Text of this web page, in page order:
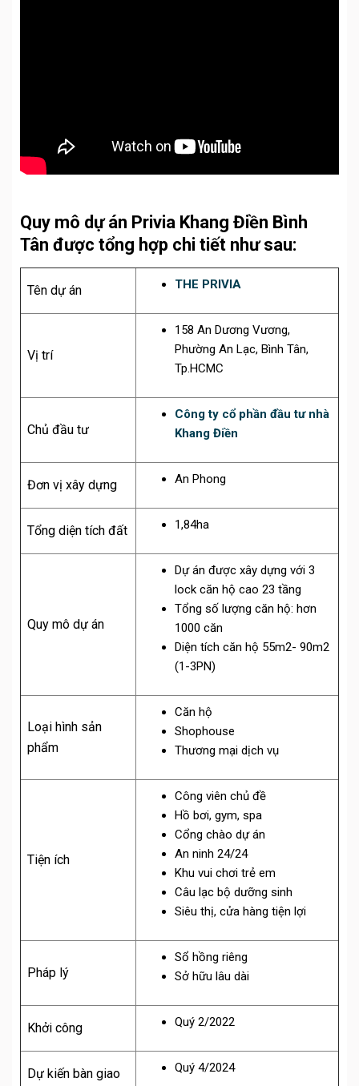
Quy mô dự án Privia Khang Điền Bình
Tân được tổng hợp chi tiết như sau:
Tên dự án THE PRIVIA
Vị trí
158 An Dương Vương,
Phường An Lạc, Bình Tân,
Tp.HCMC
Chủ đầu tư
Công ty cổ phần đầu tư nhà
Khang Điền
Đơn vị xây dựng An Phong
Tổng diện tích đất 1,84ha
Quy mô dự án
Dự án được xây dựng với 3
lock căn hộ cao 23 tầng
Tổng số lượng căn hộ: hơn
1000 căn
Diện tích căn hộ 55m2- 90m2
(1-3PN)
Loại hình sản
phẩm
Căn hộ
Shophouse
Thương mại dịch vụ
Tiện ích
Công viên chủ đề
Hồ bơi, gym, spa
Cổng chào dự án
An ninh 24/24
Khu vui chơi trẻ em
Câu lạc bộ dưỡng sinh
Siêu thị, cửa hàng tiện lợi
Pháp lý
Sổ hồng riêng
Sở hữu lâu dài
Khởi công Quý 2/2022
Dự kiến bàn giao Quý 4/2024